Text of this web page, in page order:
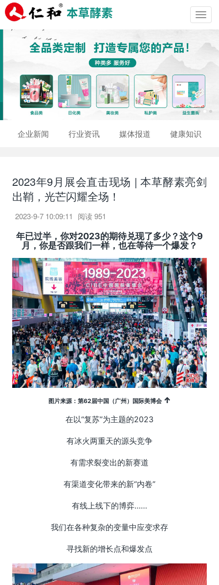
企业新闻 行业资讯 媒体报道 健康知识
2023年9月展会直击现场 | 本草酵素亮剑
出鞘，光芒闪耀全场！
2023-9-7 10:09:11 阅读951
年已过半，你对2023的期待兑现了多少？这个9
月，你是否跟我们一样，也在等待一个爆发？
图片来源：第62届中国（广州）国际美博会 ↑
在以“复苏”为主题的2023
有冰火两重天的源头竞争
有需求裂变出的新赛道
有渠道变化带来的新“内卷”
有线上线下的博弈……
我们在各种复杂的变量中应变求存
寻找新的增长点和爆发点